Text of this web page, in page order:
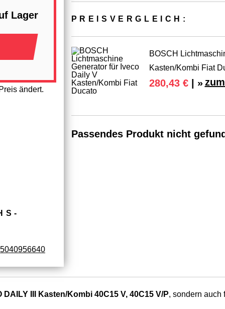
Lager
ändert.
5040956640
PREIS­VER­GLEICH:
BOSCH
Kasten/Kombi Fiat
280,43 €| »
Passendes Produkt nicht
DAILY III Kasten/Kombi 40C15 V, 40C15 V/P, sondern auch